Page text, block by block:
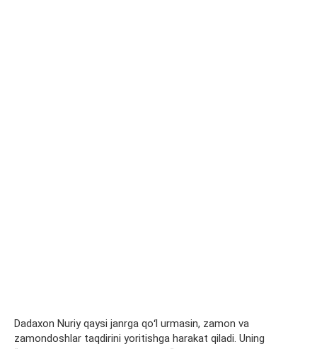
Dadaxon Nuriy qaysi janrga qoʻl urmasin, zamon va
zamondoshlar taqdirini yoritishga harakat qiladi. Uning